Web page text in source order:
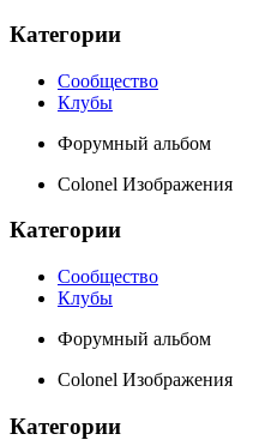
Категории
Сообщество
Клубы
Форумный альбом
Colonel Изображения
Категории
Сообщество
Клубы
Форумный альбом
Colonel Изображения
Категории